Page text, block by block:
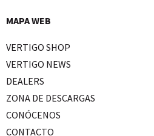
MAPA WEB
VERTIGO SHOP
VERTIGO NEWS
DEALERS
ZONA DE DESCARGAS
CONÓCENOS
CONTACTO